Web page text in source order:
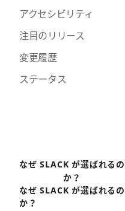
アクセシビリティ
注目のリリース
変更履歴
ステータス
なぜ SLACK が選ばれるの
か？
なぜ SLACK が選ばれるの
か？